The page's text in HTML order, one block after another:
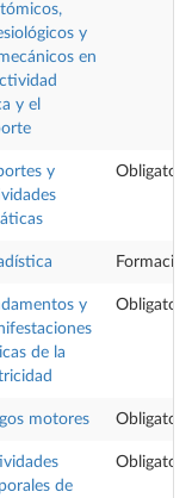
y
en
y el
y
y
de la
motores
de